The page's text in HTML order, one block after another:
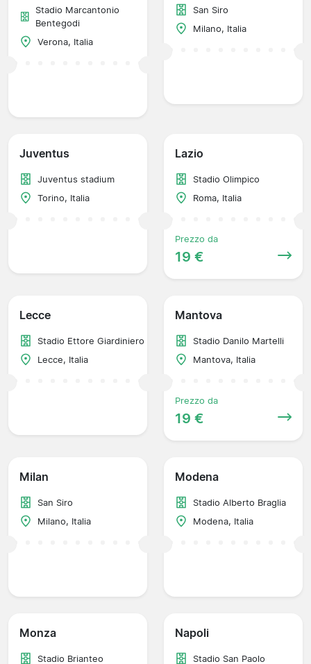
Stadio Marcantonio
Bentegodi
Verona, Italia
San Siro
Milano, Italia
Juventus
Juventus stadium
Torino, Italia
Lazio
Stadio Olimpico
Roma, Italia
Prezzo da
19 €
Lecce
Stadio Ettore Giardiniero
Lecce, Italia
Mantova
Stadio Danilo Martelli
Mantova, Italia
Prezzo da
19 €
Milan
San Siro
Milano, Italia
Modena
Stadio Alberto Braglia
Modena, Italia
Monza
Stadio Brianteo
Napoli
Stadio San Paolo